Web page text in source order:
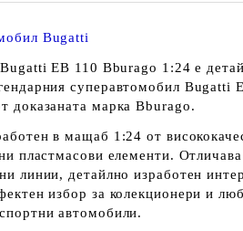
Bugatti
Bugatti EB 110 Bburago 1:24 е
суперавтомобил Bugatti
доказаната маркаBburago.
в мащаб 1:24 от
пластмасови елементи.
линии, детайлно изработен
избор за колекционери и
автомобили.